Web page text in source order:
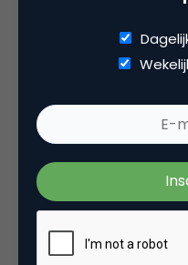
Bezoekers van
, de
aanzienlijk
campagne voorgratis
scholen
. Denk ook
huiscabaretier van
staanplaatsen in de
te nemen, maar ze